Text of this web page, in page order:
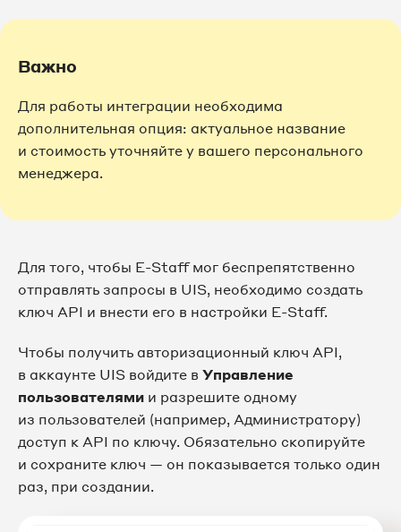
Важно
Для работы интеграции необходима
дополнительная опция: актуальное название
и стоимость уточняйте у вашего персонального
менеджера.
Для того, чтобы E-Staff мог беспрепятственно
отправлять запросы в UIS, необходимо создать
ключ API и внести его в настройки E-Staff.
Чтобы получить авторизационный ключ API,
в аккаунте UIS войдите в Управление
пользователями и разрешите одному
из пользователей (например, Администратору)
доступ к API по ключу. Обязательно скопируйте
и сохраните ключ — он показывается только один
раз, при создании.